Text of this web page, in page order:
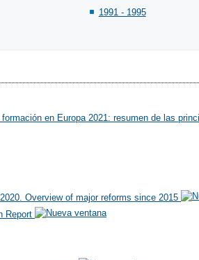
1991 - 1995
en Europa 2021: resumen de las
Overview of major reforms since 2015
Report